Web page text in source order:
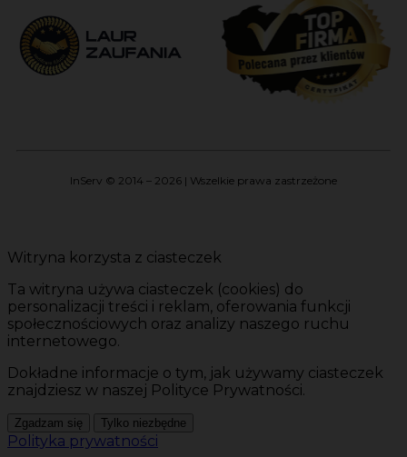
InServ © 2014 – 2026 | Wszelkie prawa zastrzeżone
Witryna korzysta z ciasteczek
Ta witryna używa ciasteczek (cookies) do
personalizacji treści i reklam, oferowania funkcji
społecznościowych oraz analizy naszego ruchu
internetowego.
Dokładne informacje o tym, jak używamy ciasteczek
znajdziesz w naszej Polityce Prywatności.
Zgadzam się Tylko niezbędne
Polityka prywatności